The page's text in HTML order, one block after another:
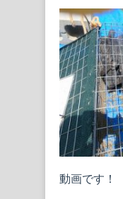
動画です！